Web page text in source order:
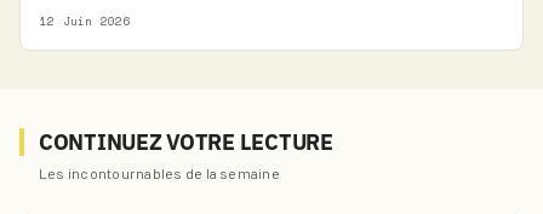
12 Juin 2026
CONTINUEZ VOTRE LECTURE
Les incontournables de la semaine